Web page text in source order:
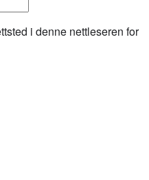
i denne nettleseren for